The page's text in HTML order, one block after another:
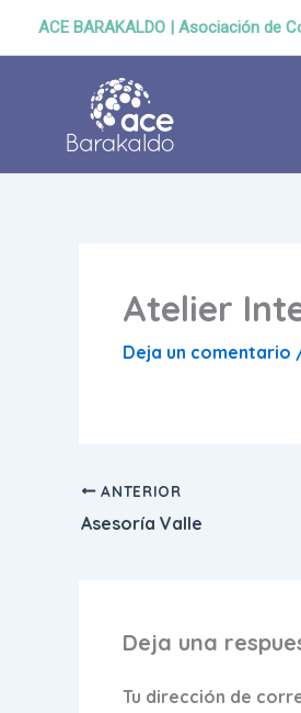
ACE BARAKALDO | Asociación de
Atelier
Deja un comentario
ANTERIOR
Asesoría Valle
Deja una
Tu dirección de